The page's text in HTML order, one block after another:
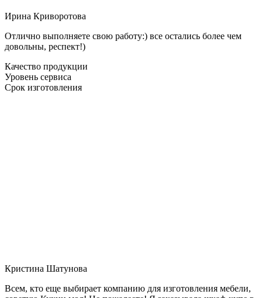
Ирина Криворотова
Отлично выполняете свою работу:) все остались более чем
довольны, респект!)
Качество продукции
Уровень сервиса
Срок изготовления
Кристина Шатунова
Всем, кто еще выбирает компанию для изготовления мебели,